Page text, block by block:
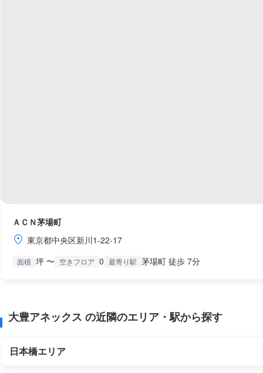
ＡＣＮ茅場町
東京都中央区新川1-22-17
面積 坪 〜 空きフロア 0 最寄り駅 茅場町 徒歩 7分
大豊アネックス の近隣のエリア・駅から探す
日本橋エリア